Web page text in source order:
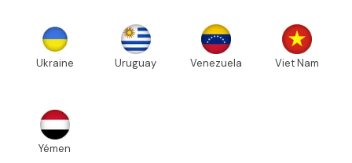
Ukraine Uruguay Venezuela Viet Nam
Yémen